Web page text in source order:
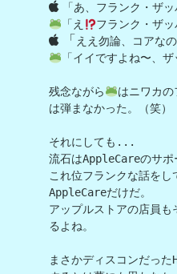
「あ、フランク・ザ
「え
フランク・ザ
「
「イイですよね〜、ザ
残念ながら
はニワカ
は弾まなかった。（笑）
それにしても...
流石はAppleCareのサポ
これ位フランクな話をし
AppleCareだけだ。
アップルストアの店員
るよね。
まさかディスコンだった